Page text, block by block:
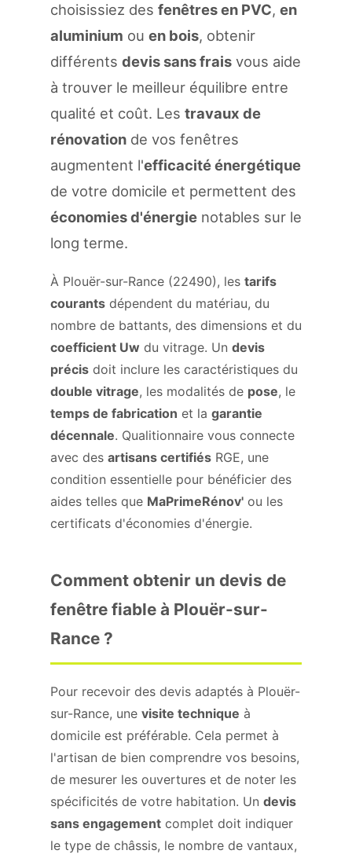
choisissiez des fenêtres en PVC, en
aluminium ou en bois, obtenir
différents devis sans frais vous aide
à trouver le meilleur équilibre entre
qualité et coût. Les travaux de
rénovation de vos fenêtres
augmentent l'efficacité énergétique
de votre domicile et permettent des
économies d'énergie notables sur le
long terme.
À Plouër-sur-Rance (22490), les tarifs
courants dépendent du matériau, du
nombre de battants, des dimensions et du
coefficient Uw du vitrage. Un devis
précis doit inclure les caractéristiques du
double vitrage, les modalités de pose, le
temps de fabrication et la garantie
décennale. Qualitionnaire vous connecte
avec des artisans certifiés RGE, une
condition essentielle pour bénéficier des
aides telles que MaPrimeRénov' ou les
certificats d'économies d'énergie.
Comment obtenir un devis de
fenêtre fiable à Plouër-sur-
Rance ?
Pour recevoir des devis adaptés à Plouër-
sur-Rance, une visite technique à
domicile est préférable. Cela permet à
l'artisan de bien comprendre vos besoins,
de mesurer les ouvertures et de noter les
spécificités de votre habitation. Un devis
sans engagement complet doit indiquer
le type de châssis, le nombre de vantaux,